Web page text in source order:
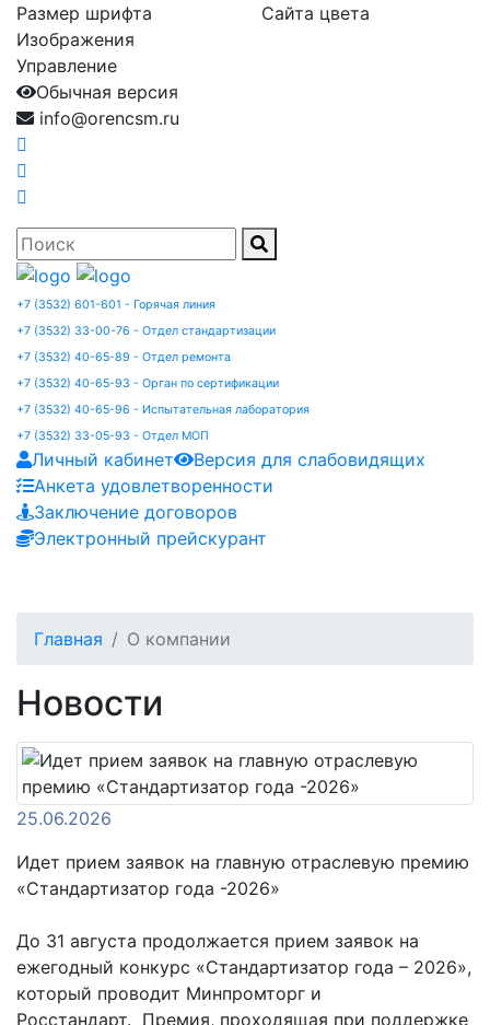
Размер шрифта
Сайта цвета
Изображения
Управление
Обычная версия
info@orencsm.ru
+7 (3532) 601-601 - Горячая линия
+7 (3532) 33-00-76 - Отдел стандартизации
+7 (3532) 40-65-89 - Отдел ремонта
+7 (3532) 40-65-93 - Орган по сертификации
+7 (3532) 40-65-96 - Испытательная лаборатория
+7 (3532) 33-05-93 - Отдел МОП
Личный кабинет
Версия для слабовидящих
Анкета удовлетворенности
Заключение договоров
Электронный прейскурант
Главная О компании
Новости
25.06.2026
Идет прием заявок на главную отраслевую премию
«Стандартизатор года -2026»
До 31 августа продолжается прием заявок на
ежегодный конкурс «Стандартизатор года – 2026»,
который проводит Минпромторг и
Росстандарт. Премия, проходящая при поддержке